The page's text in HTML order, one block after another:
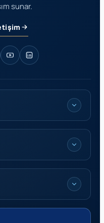
sunar.